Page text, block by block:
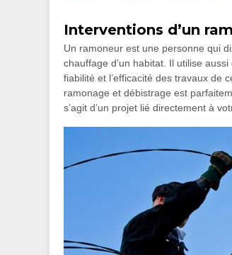
Interventions d’un
Un ramoneur est une personne qui
chauffage d’un habitat. Il utilise
fiabilité et l’efficacité des travaux de
ramonage et débistrage est
s’agit d’un projet lié directement à